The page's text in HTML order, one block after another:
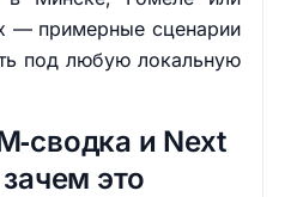
— примерные сценарии
под любую локальную
и Next
это